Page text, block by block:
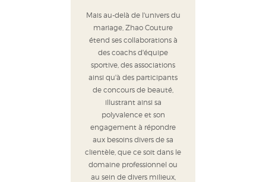
Mais au-delà de l'univers du
mariage, Zhao Couture
étend ses collaborations à
des coachs d'équipe
sportive, des associations
ainsi qu'à des participants
de concours de beauté,
illustrant ainsi sa
polyvalence et son
engagement à répondre
aux besoins divers de sa
clientèle, que ce soit dans le
domaine professionnel ou
au sein de divers milieux,